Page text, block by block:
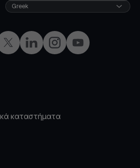
X LinkedInInstagramYouTube
Greek
καταστήματα